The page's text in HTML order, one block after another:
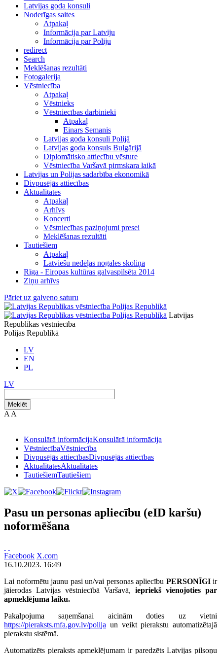
Latvijas goda konsuli
Noderīgas saites
Atpakaļ
Informācija par Latviju
Informācija par Poliju
redirect
Search
Meklēšanas rezultāti
Fotogalerija
Vēstniecība
Atpakaļ
Vēstnieks
Vēstniecības darbinieki
Atpakaļ
Einars Semanis
Latvijas goda konsuli Polijā
Latvijas goda konsuls Bulgārijā
Diplomātisko attiecību vēsture
Vēstniecība Varšavā pirmskara laikā
Latvijas un Polijas sadarbība ekonomikā
Divpusējās attiecības
Aktualitātes
Atpakaļ
Arhīvs
Koncerti
Vēstniecības paziņojumi presei
Meklēšanas rezultāti
Tautiešiem
Atpakaļ
Latviešu nedēļas nogales skoliņa
Rīga - Eiropas kultūras galvaspilsēta 2014
Ziņu arhīvs
Pāriet uz galveno saturu
Latvijas
Republikas vēstniecība
Polijas Republikā
LV
EN
PL
LV
Meklēt
A A
Konsulārā informācijaKonsulārā informācija
VēstniecībaVēstniecība
Divpusējās attiecībasDivpusējās attiecības
AktualitātesAktualitātes
TautiešiemTautiešiem
Pasu un personas apliecību (eID karšu)
noformēšana
Facebook X.com
16.10.2023. 16:49
Lai noformētu jaunu pasi un/vai personas apliecību PERSONĪGIir
jāierodas Latvijas vēstniecībā Varšavā, iepriekš vienojoties par
apmeklējuma laiku.
Pakalpojuma saņemšanai aicinām doties uz vietni
https://pieraksts.mfa.gov.lv/polija un veikt pierakstu automatizētajā
pierakstu sistēmā.
Automatizēts pieraksts apmeklējumam ir paredzēts Latvijas pilsoņu